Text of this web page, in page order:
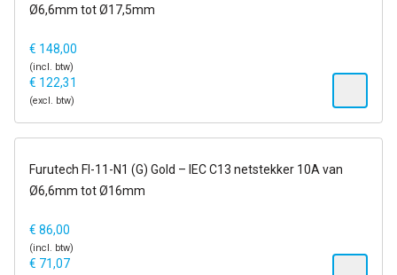
Ø6,6mm tot Ø17,5mm
€ 148,00
(incl. btw)
€ 122,31
(excl. btw)
op voorraad
Furutech FI-11-N1 (G) Gold – IEC C13 netstekker 10A van
Ø6,6mm tot Ø16mm
€ 86,00
(incl. btw)
€ 71,07